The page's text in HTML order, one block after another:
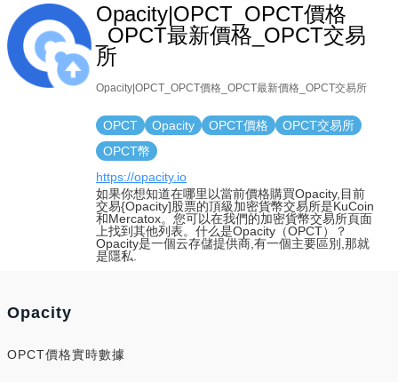
Opacity|OPCT_OPCT價格
_OPCT最新價格_OPCT交易
所
Opacity|OPCT_OPCT價格_OPCT最新價格_OPCT交易所
OPCT Opacity OPCT價格
OPCT交易所
OPCT幣
https://opacity.io
如果你想知道在哪里以當前價格購買Opacity,目前
交易{Opacity]股票的頂級加密貨幣交易所是KuCoin
和Mercatox。您可以在我們的加密貨幣交易所頁面
上找到其他列表。什么是Opacity（OPCT）？
Opacity是一個云存儲提供商,有一個主要區別,那就
是隱私.
Opacity
OPCT價格實時數據